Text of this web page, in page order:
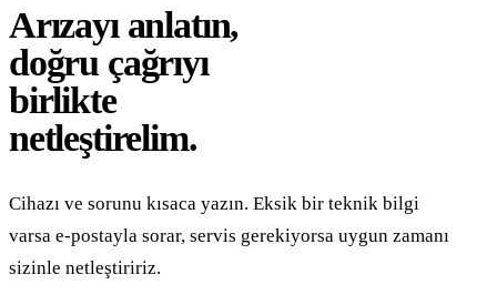
Arızayı anlatın,
doğru çağrıyı
birlikte
netleştirelim.
Cihazı ve sorunu kısaca yazın. Eksik bir teknik bilgi
varsa e-postayla sorar, servis gerekiyorsa uygun zamanı
sizinle netleştiririz.